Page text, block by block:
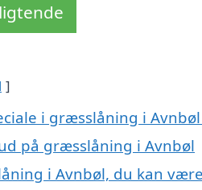
i græsslåning i
på græsslåning i Avnbøl
i Avnbøl, du kan